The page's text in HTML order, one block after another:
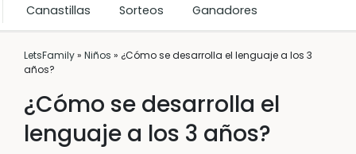
Canastillas Sorteos Ganadores
LetsFamily» Niños » ¿Cómo se desarrolla el lenguaje a los 3
años?
¿Cómo se desarrolla el
lenguaje a los 3 años?